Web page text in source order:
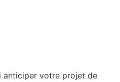
anticiper votre projet de